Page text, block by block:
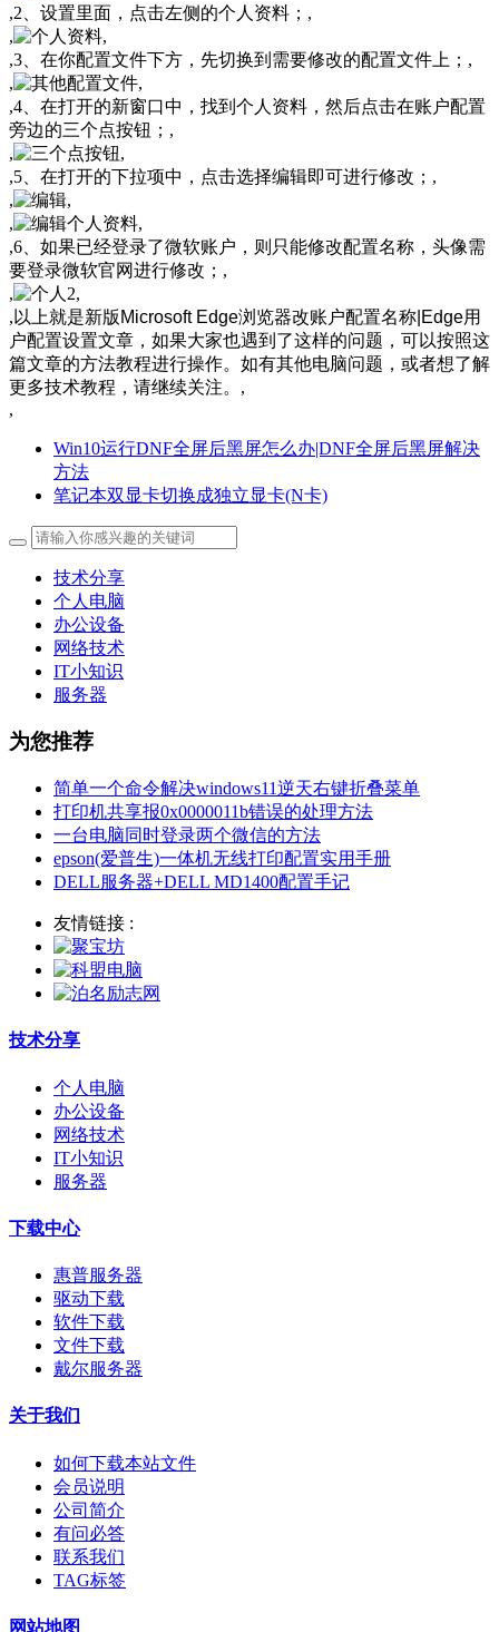
,2、设置里面，点击左侧的个人资料；,
,
,
,3、在你配置文件下方，先切换到需要修改的配置文件上；,
,
,
,4、在打开的新窗口中，找到个人资料，然后点击在账户配置
旁边的三个点按钮；,
,
,
,5、在打开的下拉项中，点击选择编辑即可进行修改；,
,
,
,
,
,6、如果已经登录了微软账户，则只能修改配置名称，头像需
要登录微软官网进行修改；,
,
,
, 以上就是新版Microsoft Edge浏览器改账户配置名称|Edge用
户配置设置文章，如果大家也遇到了这样的问题，可以按照这
篇文章的方法教程进行操作。 如有其他电脑问题，或者想了解
更多技术教程，请继续关注。 ,
,
Win10运行DNF全屏后黑屏怎么办|DNF全屏后黑屏解决
方法
笔记本双显卡切换成独立显卡(N卡)
技术分享
个人电脑
办公设备
网络技术
IT小知识
服务器
为您推荐
简单一个命令解决windows11逆天右键折叠菜单
打印机共享报0x0000011b错误的处理方法
一台电脑同时登录两个微信的方法
epson(爱普生)一体机无线打印配置实用手册
DELL服务器+DELL MD1400配置手记
友情链接 :
技术分享
个人电脑
办公设备
网络技术
IT小知识
服务器
下载中心
惠普服务器
驱动下载
软件下载
文件下载
戴尔服务器
关于我们
如何下载本站文件
会员说明
公司简介
有问必答
联系我们
TAG标签
网站地图